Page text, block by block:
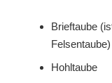
Brieftaube
Felsentaube)
Hohltaube